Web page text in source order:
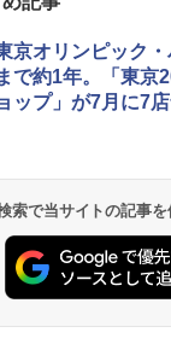
[キャンパーズコレ
プテント 傘みたい
ッとサンシェード
ッシュ 簡単設置 ワ
ENDLESS BASE
テント ワンタッチ
500002(88859)
DEWEL パラソル
ラソル ガーデン サ
防水 UVカット 4段
き
GRANDOOR ステ
026リニューアル
コンパクト 保冷力
￥2,980
京オリンピック
で約1年。「東京
ップ」が7月に7
索で当サイトの記事を